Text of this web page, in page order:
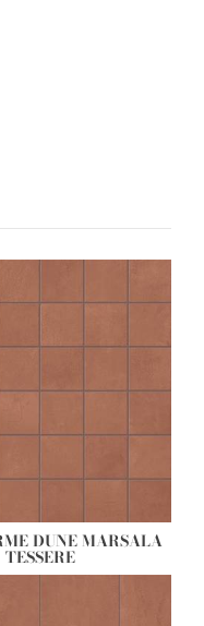
DUNE MARSALA
TESSERE